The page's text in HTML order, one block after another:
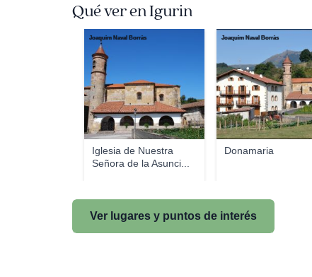
Qué ver en Igurin
Iglesia de Nuestra
Señora de la Asunci...
Joaquim Naval Borràs
Donamaria
Joaquim Naval Borràs
Ver lugares y puntos de interés